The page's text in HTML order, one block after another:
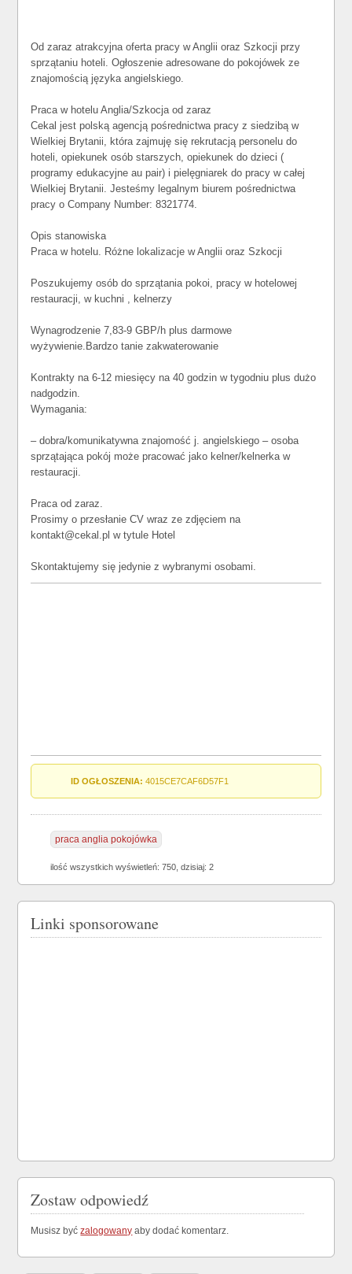
Od zaraz atrakcyjna oferta pracy w Anglii oraz Szkocji przy
sprzątaniu hoteli. Ogłoszenie adresowane do pokojówek ze
znajomością języka angielskiego.
Praca w hotelu Anglia/Szkocja od zaraz
Cekal jest polską agencją pośrednictwa pracy z siedzibą w
Wielkiej Brytanii, która zajmuję się rekrutacją personelu do
hoteli, opiekunek osób starszych, opiekunek do dzieci (
programy edukacyjne au pair) i pielęgniarek do pracy w całej
Wielkiej Brytanii. Jesteśmy legalnym biurem pośrednictwa
pracy o Company Number: 8321774.
Opis stanowiska
Praca w hotelu. Różne lokalizacje w Anglii oraz Szkocji
Poszukujemy osób do sprzątania pokoi, pracy w hotelowej
restauracji, w kuchni , kelnerzy
Wynagrodzenie 7,83-9 GBP/h plus darmowe
wyżywienie.Bardzo tanie zakwaterowanie
Kontrakty na 6-12 miesięcy na 40 godzin w tygodniu plus dużo
nadgodzin.
Wymagania:
– dobra/komunikatywna znajomość j. angielskiego – osoba
sprzątająca pokój może pracować jako kelner/kelnerka w
restauracji.
Praca od zaraz.
Prosimy o przesłanie CV wraz ze zdjęciem na
kontakt@cekal.pl w tytule Hotel
Skontaktujemy się jedynie z wybranymi osobami.
ID OGŁOSZENIA: 4015CE7CAF6D57F1
praca anglia pokojówka
ilość wszystkich wyświetleń: 750, dzisiaj: 2
Linki sponsorowane
Zostaw odpowiedź
Musisz byćzalogowany aby dodać komentarz.